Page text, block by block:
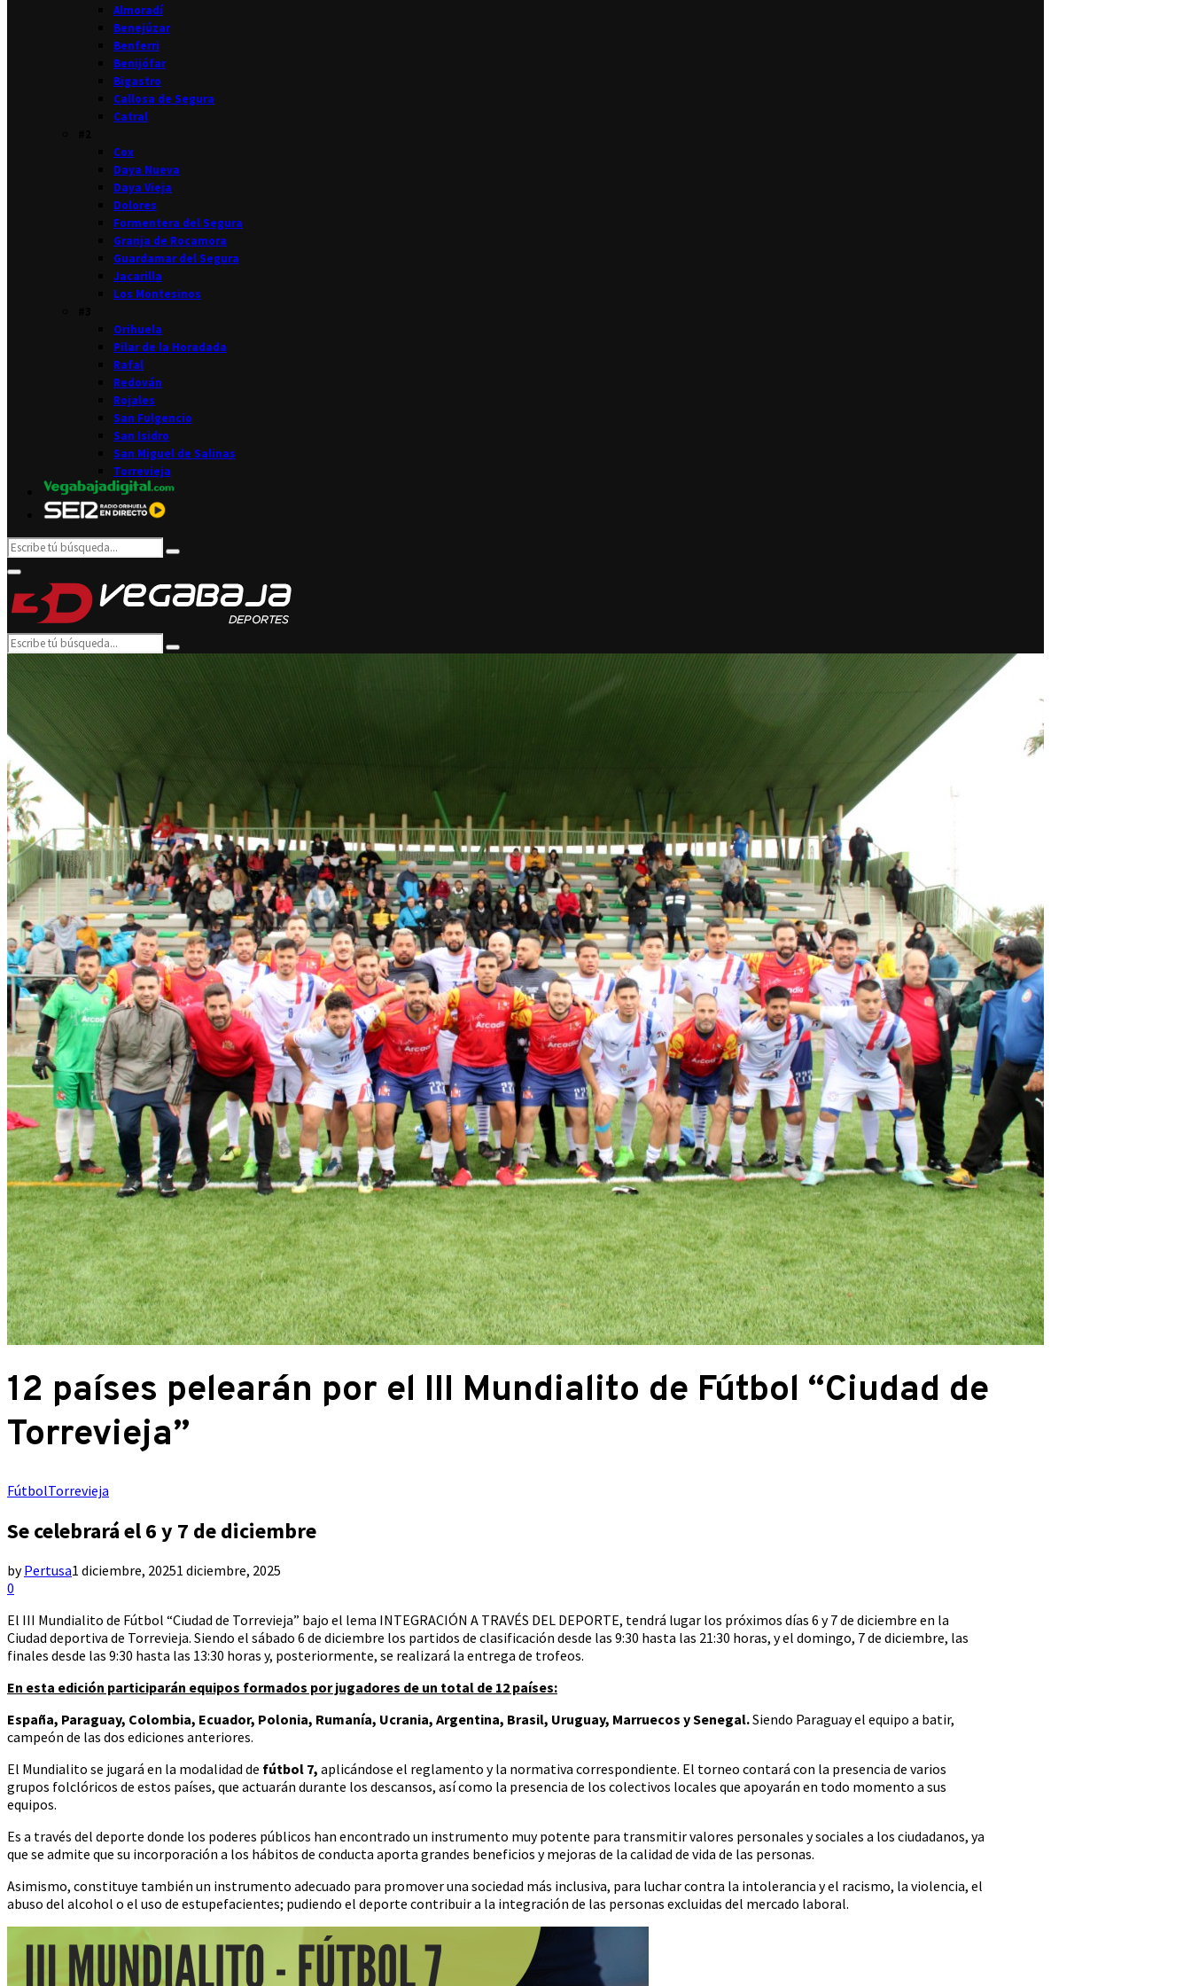
Almoradí
Benejúzar
Benferri
Benijófar
Bigastro
Callosa de Segura
Catral
Cox
Daya Nueva
Daya Vieja
Dolores
Formentera del Segura
Granja de Rocamora
Guardamar del Segura
Jacarilla
Los Montesinos
Orihuela
Pilar de la Horadada
Rafal
Redován
Rojales
San Fulgencio
San Isidro
San Miguel de Salinas
Torrevieja
Search
for:
Search
Primary
Menu
Search
for:
Search
12 países pelearán por el III Mundialito de Fútbol “Ciudad de
Torrevieja”
FútbolTorrevieja
Se celebrará el 6 y 7 de diciembre
byPertusa1 diciembre, 20251 diciembre, 2025
0
El III Mundialito de Fútbol “Ciudad de Torrevieja” bajo el lema INTEGRACIÓN A TRAVÉS DEL DEPORTE, tendrá lugar los próximos días 6 y 7 de diciembre en la
Ciudad deportiva de Torrevieja. Siendo el sábado 6 de diciembre los partidos de clasificación desde las 9:30 hasta las 21:30 horas, y el domingo, 7 de diciembre, las
finales desde las 9:30 hasta las 13:30 horas y, posteriormente, se realizará la entrega de trofeos.
En esta edición participarán equipos formados por jugadores de un total de 12 países:
España, Paraguay, Colombia, Ecuador, Polonia, Rumanía, Ucrania, Argentina, Brasil, Uruguay, Marruecos y Senegal.Siendo Paraguay el equipo a batir,
campeón de las dos ediciones anteriores.
El Mundialito se jugará en la modalidad de fútbol 7, aplicándose el reglamento y la normativa correspondiente. El torneo contará con la presencia de varios
grupos folclóricos de estos países, que actuarán durante los descansos, así como la presencia de los colectivos locales que apoyarán en todo momento a sus
equipos.
Es a través del deporte donde los poderes públicos han encontrado un instrumento muy potente para transmitir valores personales y sociales a los ciudadanos, ya
que se admite que su incorporación a los hábitos de conducta aporta grandes beneficios y mejoras de la calidad de vida de las personas.
Asimismo, constituye también un instrumento adecuado para promover una sociedad más inclusiva, para luchar contra la intolerancia y el racismo, la violencia, el
abuso del alcohol o el uso de estupefacientes; pudiendo el deporte contribuir a la integración de las personas excluidas del mercado laboral.